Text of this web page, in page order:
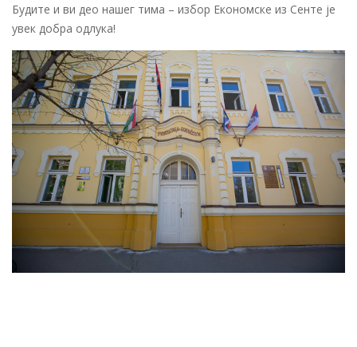
Будите и ви део нашег тима – избор Економске из Сенте је
увек добра одлука!